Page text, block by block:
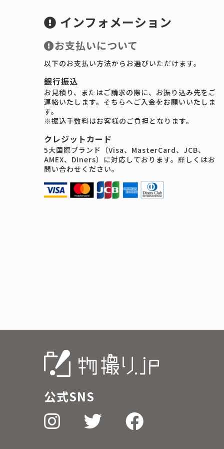
インフォメーション
お支払いについて
以下のお支払い方法からお選びいただけます。
銀行振込
お見積り、またはご請求の際に、お振り込み先をご
連絡いたします。そちらへご入金をお願いいたしま
す。
※振込手数料はお客様のご負担となります。
クレジットカード
5大国際ブランド（Visa、MasterCard、JCB、
AMEX、Diners）に対応しております。詳しくはお
問い合わせください。
公式SNS